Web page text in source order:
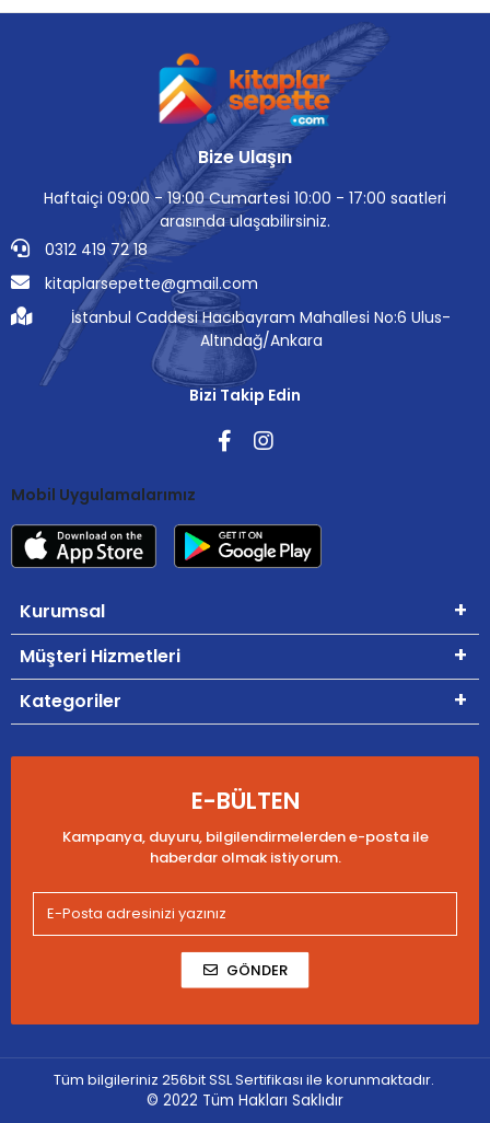
Bize Ulaşın
Haftaiçi 09:00 - 19:00 Cumartesi 10:00 - 17:00 saatleri
arasında ulaşabilirsiniz.
0312 419 72 18
kitaplarsepette@gmail.com
İstanbul Caddesi Hacıbayram Mahallesi No:6 Ulus-
Altındağ/Ankara
Bizi Takip Edin
Mobil Uygulamalarımız
Kurumsal
Müşteri Hizmetleri
Kategoriler
E-BÜLTEN
Kampanya, duyuru, bilgilendirmelerden e-posta ile
haberdar olmak istiyorum.
GÖNDER
Tüm bilgileriniz 256bit SSL Sertifikası ile korunmaktadır.
© 2022 Tüm Hakları Saklıdır